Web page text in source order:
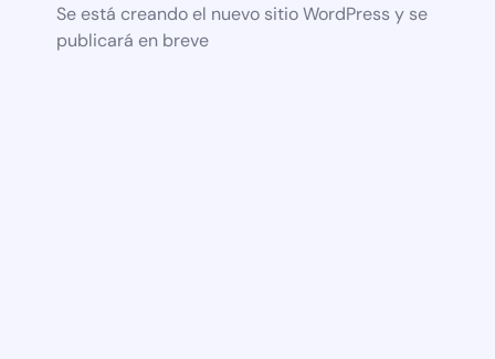
Se está creando el nuevo sitio WordPress y se
publicará en breve